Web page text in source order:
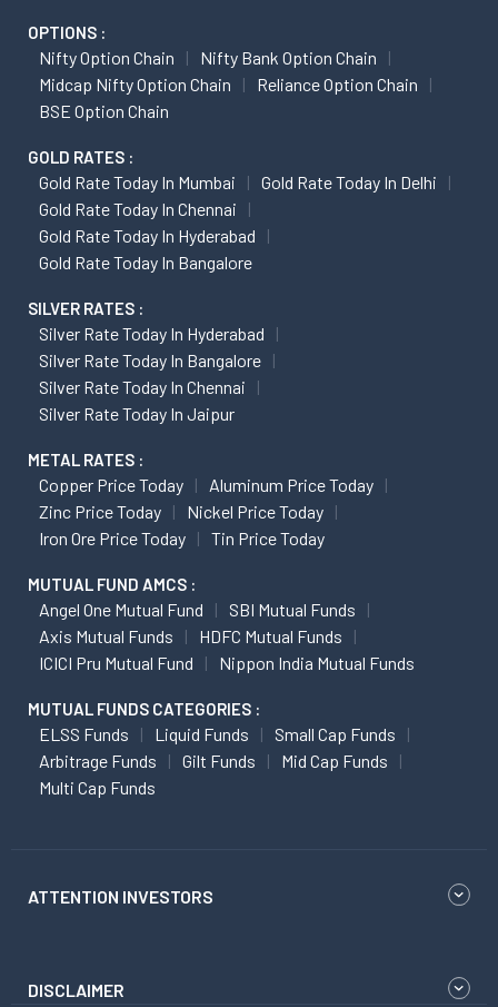
OPTIONS :
Nifty Option Chain
Nifty Bank Option Chain
Midcap Nifty Option Chain
Reliance Option Chain
BSE Option Chain
GOLD RATES :
Gold Rate Today In Mumbai
Gold Rate Today In Delhi
Gold Rate Today In Chennai
Gold Rate Today In Hyderabad
Gold Rate Today In Bangalore
SILVER RATES :
Silver Rate Today In Hyderabad
Silver Rate Today In Bangalore
Silver Rate Today In Chennai
Silver Rate Today In Jaipur
METAL RATES :
Copper Price Today
Aluminum Price Today
Zinc Price Today
Nickel Price Today
Iron Ore Price Today
Tin Price Today
MUTUAL FUND AMCS :
Angel One Mutual Fund
SBI Mutual Funds
Axis Mutual Funds
HDFC Mutual Funds
ICICI Pru Mutual Fund
Nippon India Mutual Funds
MUTUAL FUNDS CATEGORIES :
ELSS Funds Liquid Funds
Small Cap Funds
Arbitrage Funds
Gilt Funds
Mid Cap Funds
Multi Cap Funds
ATTENTION INVESTORS
DISCLAIMER